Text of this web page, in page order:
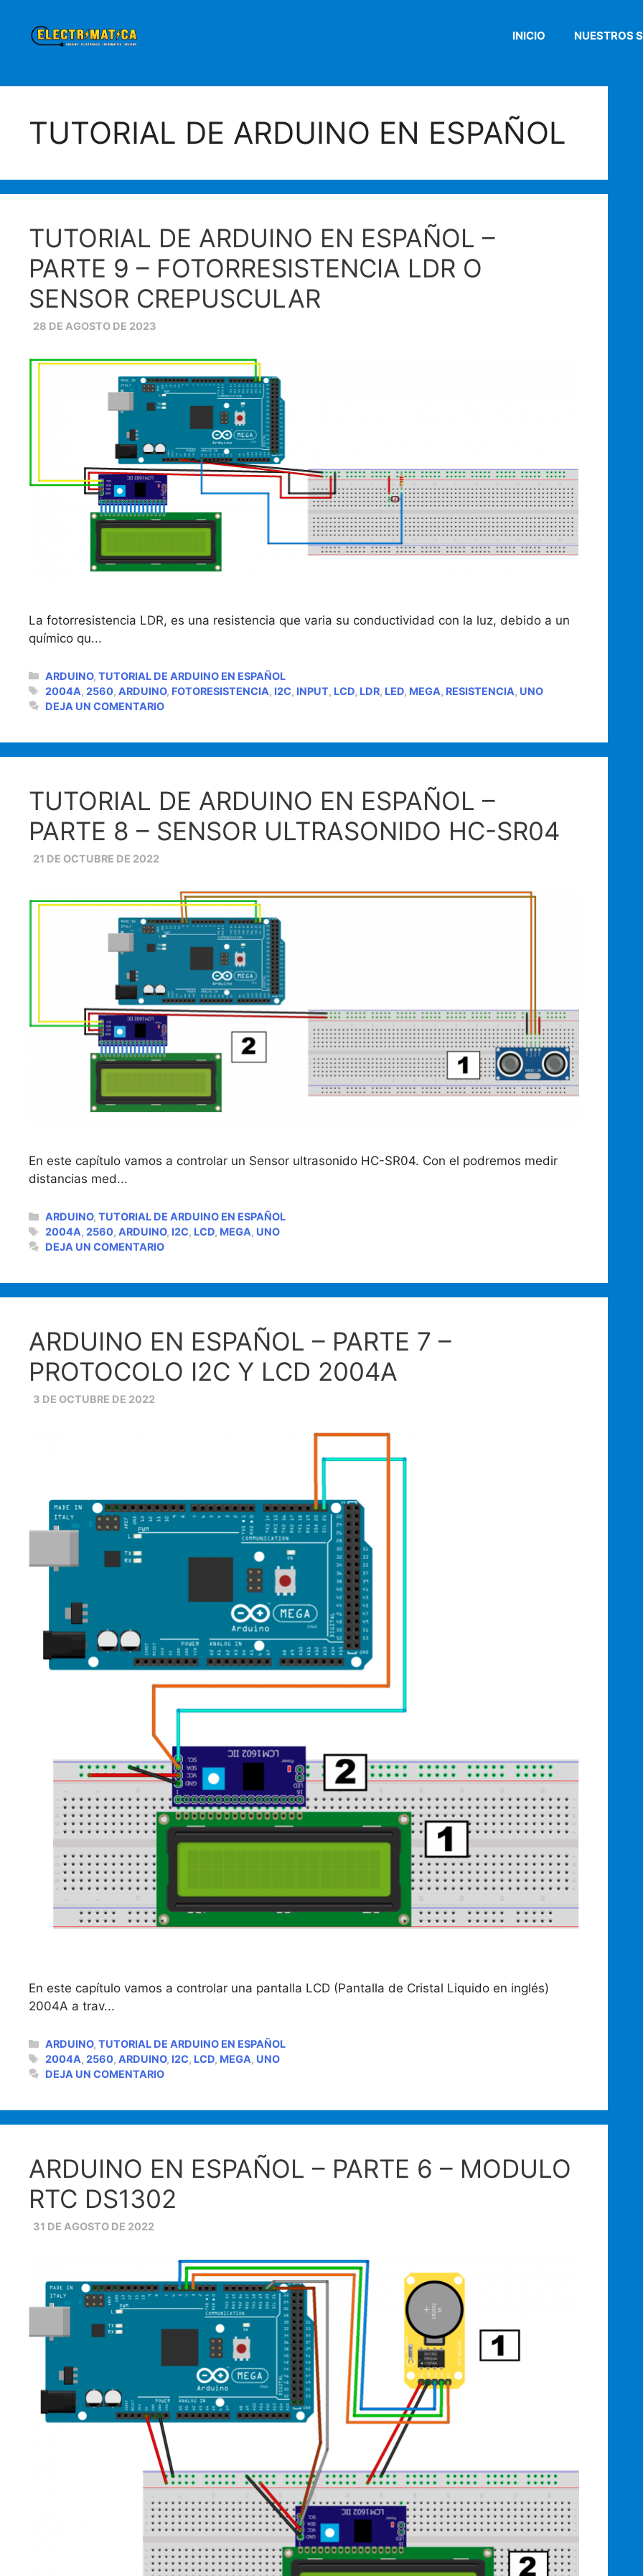
contenido
INICIO NUESTROS
TUTORIAL DE ARDUINO EN ESPAÑOL
TUTORIAL DE ARDUINO EN ESPAÑOL –
PARTE 9 – FOTORRESISTENCIA LDR O
SENSOR CREPUSCULAR
28 DE AGOSTO DE 2023
La fotorresistencia LDR, es una resistencia que varia su conductividad con la luz, debido a un
químico qu...
CATEGORÍAS
ARDUINO,TUTORIAL DE ARDUINO EN ESPAÑOL
ETIQUETAS
2004A,2560,ARDUINO, FOTORESISTENCIA, I2C, INPUT, LCD, LDR, LED, MEGA, RESISTENCIA, UNO
DEJA UN COMENTARIO
TUTORIAL DE ARDUINO EN ESPAÑOL –
PARTE 8 – SENSOR ULTRASONIDO HC-SR04
21 DE OCTUBRE DE 2022
En este capítulo vamos a controlar un Sensor ultrasonido HC-SR04. Con el podremos medir
distancias med...
CATEGORÍAS
ARDUINO,TUTORIAL DE ARDUINO EN ESPAÑOL
ETIQUETAS
2004A,2560,ARDUINO, I2C, LCD, MEGA, UNO
DEJA UN COMENTARIO
ARDUINO EN ESPAÑOL – PARTE 7 –
PROTOCOLO I2C Y LCD 2004A
3 DE OCTUBRE DE 2022
En este capítulo vamos a controlar una pantalla LCD (Pantalla de Cristal Liquido en inglés)
2004A a trav...
CATEGORÍAS
ARDUINO,TUTORIAL DE ARDUINO EN ESPAÑOL
ETIQUETAS
2004A,2560,ARDUINO, I2C, LCD, MEGA, UNO
DEJA UN COMENTARIO
ARDUINO EN ESPAÑOL – PARTE 6 – MODULO
RTC DS1302
31 DE AGOSTO DE 2022